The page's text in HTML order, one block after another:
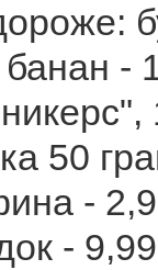
-
50
-
-